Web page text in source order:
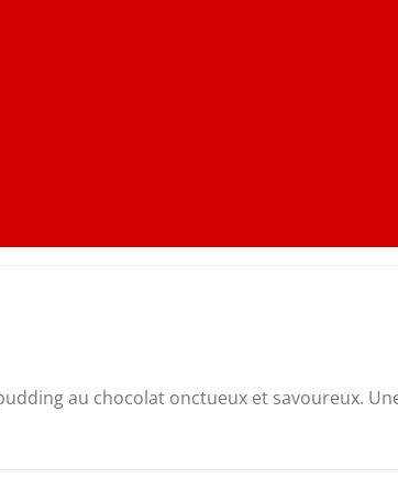
au chocolat onctueux et savoureux.